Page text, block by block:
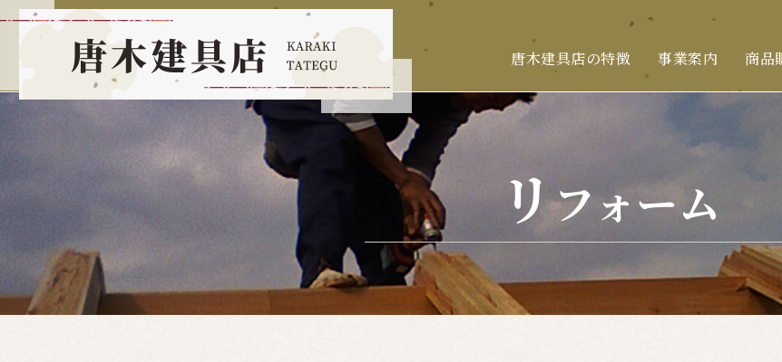
唐木建具店の特徴
事業案内 商品
リフォーム